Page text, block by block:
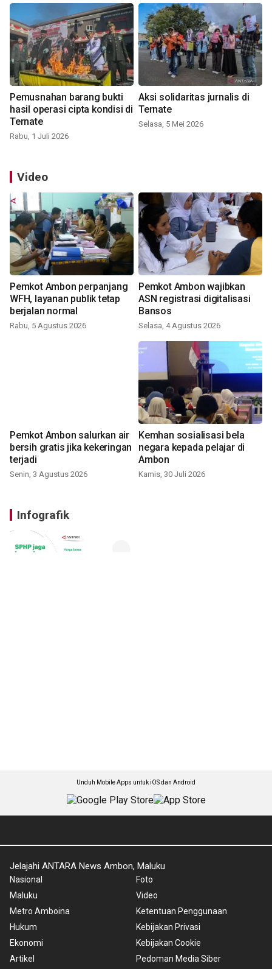
Pemusnahan barang bukti
hasil operasi cipta kondisi di
Ternate
Rabu, 1 Juli 2026
Aksi solidaritas jurnalis di
Ternate
Selasa, 5 Mei 2026
Video
Pemkot Ambon perpanjang
WFH, layanan publik tetap
berjalan normal
Rabu, 5 Agustus 2026
Pemkot Ambon wajibkan
ASN registrasi digitalisasi
Bansos
Selasa, 4 Agustus 2026
Pemkot Ambon salurkan air
bersih gratis jika kekeringan
terjadi
Senin, 3 Agustus 2026
Kemhan sosialisasi bela
negara kepada pelajar di
Ambon
Kamis, 30 Juli 2026
Infografik
Unduh Mobile Apps untuk iOS dan Android
Jelajahi ANTARA News Ambon, Maluku
Nasional
Maluku
Metro Amboina
Hukum
Ekonomi
Artikel
Foto
Video
Ketentuan Penggunaan
Kebijakan Privasi
Kebijakan Cookie
Pedoman Media Siber